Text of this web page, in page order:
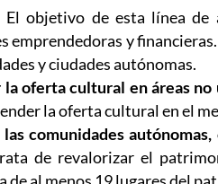
El objetivo de esta línea de
emprendedoras y
y ciudades autónomas.
oferta cultural en áreas no
la oferta cultural en el
comunidades
de revalorizar el